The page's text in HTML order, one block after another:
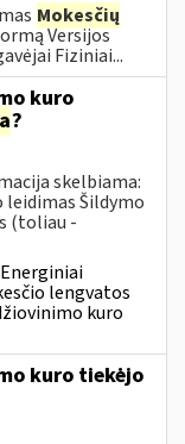
Mokesčių
Versijos
Fiziniai...
kuro
?
skelbiama:
Šildymo
(toliau -
lengvatos
kuro
kuro tiekėjo